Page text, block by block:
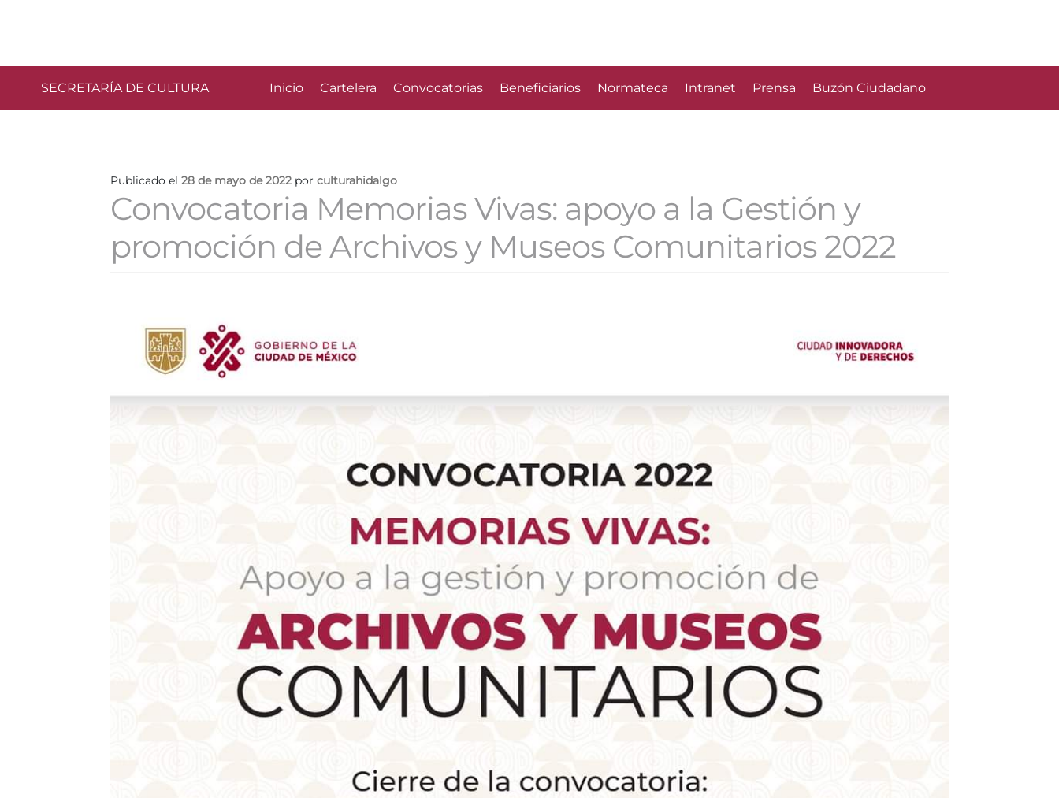
SECRETARÍA DE CULTURA Inicio Cartelera Convocatorias Beneficiarios Normateca Intranet Prensa Buzón Ciudadano
Publicado el28 de mayo de 2022 porculturahidalgo
Convocatoria Memorias Vivas: apoyo a la Gestión y
promoción de Archivos y Museos Comunitarios 2022